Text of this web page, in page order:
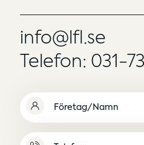
info@lfl.se
Telefon: 031-
Namn
(Obligatoriskt)
Namnlös